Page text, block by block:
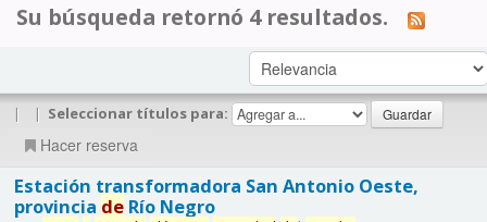
Su búsqueda retornó 4 resultados.
| | Seleccionar títulos para:
Hacer reserva
Estación transformadora San Antonio Oeste,
provincia deRío Negro